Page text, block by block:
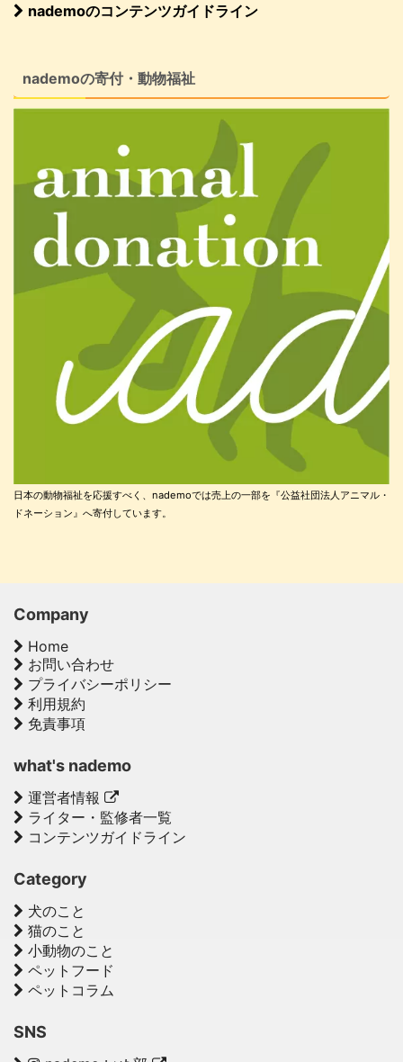
nademoのコンテンツガイドライン
nademoの寄付・動物福祉
日本の動物福祉を応援すべく、nademoでは売上の一部を『公益社団法人アニマル・
ドネーション』へ寄付しています。
Company
Home
お問い合わせ
プライバシーポリシー
利用規約
免責事項
what's nademo
運営者情報
ライター・監修者一覧
コンテンツガイドライン
Category
犬のこと
猫のこと
小動物のこと
ペットフード
ペットコラム
SNS